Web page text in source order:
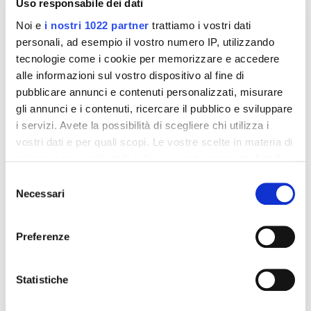
Uso responsabile dei dati
Noi e i nostri 1022 partner trattiamo i vostri dati
personali, ad esempio il vostro numero IP, utilizzando
tecnologie come i cookie per memorizzare e accedere
alle informazioni sul vostro dispositivo al fine di
pubblicare annunci e contenuti personalizzati, misurare
gli annunci e i contenuti, ricercare il pubblico e sviluppare
i servizi. Avete la possibilità di scegliere chi utilizza i
vostri dati e per quali scopi. Le vostre scelte in materia di
modificare o revocare il proprio consenso in qualsiasi
momento dalla Dichiarazione sui cookie o facendo clic
raccogliere informazioni sulla tua posizione
geografica, con un'approssimazione di qualche
delNecessari
Preferenze
Statistiche
Dettagli del prodotto
Recensioni